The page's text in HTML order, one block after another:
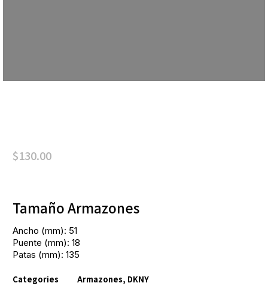
$130.00
Tamaño Armazones
Ancho (mm): 51
Puente (mm): 18
Patas (mm): 135
Categories Armazones, DKNY